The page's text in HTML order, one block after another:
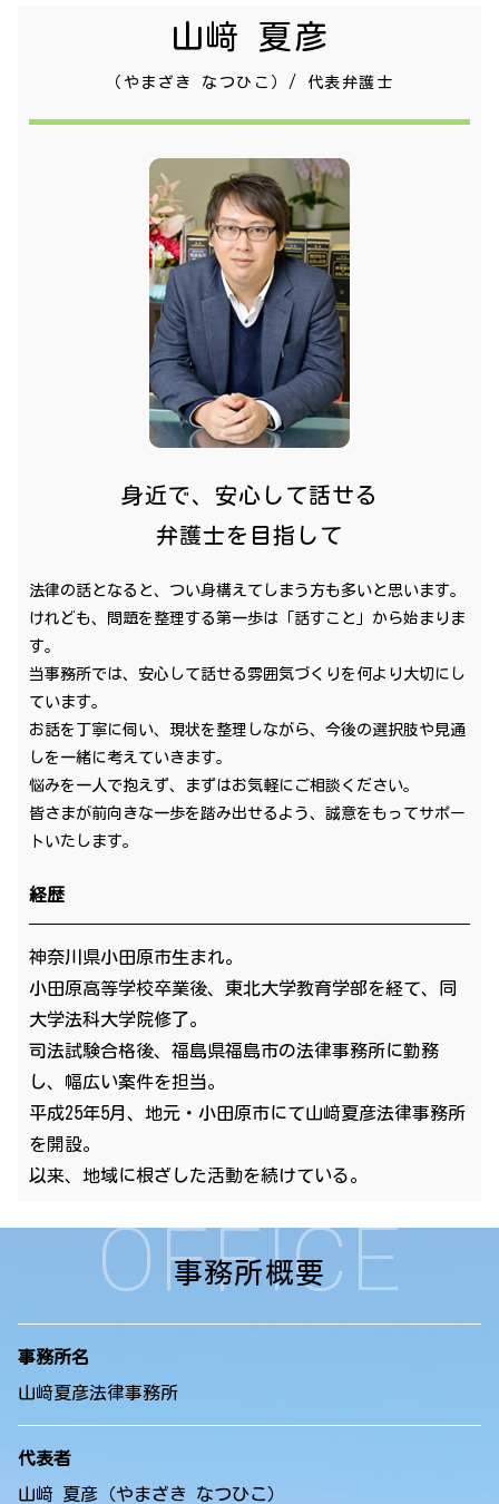
山﨑 夏彦
（やまざき なつひこ）/ 代表弁護士
身近で、安心して話せる
弁護士を目指して
法律の話となると、つい身構えてしまう方も多いと思います。
けれども、問題を整理する第一歩は「話すこと」から始まりま
す。
当事務所では、安心して話せる雰囲気づくりを何より大切にし
ています。
お話を丁寧に伺い、現状を整理しながら、今後の選択肢や見通
しを一緒に考えていきます。
悩みを一人で抱えず、まずはお気軽にご相談ください。
皆さまが前向きな一歩を踏み出せるよう、誠意をもってサポー
トいたします。
経歴
神奈川県小田原市生まれ。
小田原高等学校卒業後、東北大学教育学部を経て、同
大学法科大学院修了。
司法試験合格後、福島県福島市の法律事務所に勤務
し、幅広い案件を担当。
平成25年5月、地元・小田原市にて山﨑夏彦法律事務所
を開設。
以来、地域に根ざした活動を続けている。
OFFICE
事務所概要
事務所名
山﨑夏彦法律事務所
代表者
山﨑 夏彦（やまざき なつひこ）